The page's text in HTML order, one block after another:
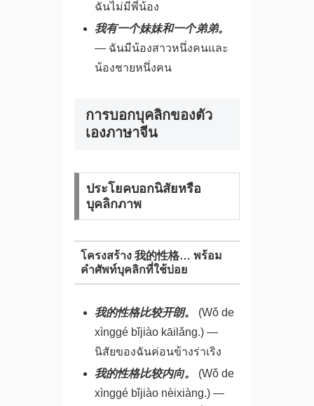
ฉันไม่มีพี่น้อง
我有一个妹妹和一个弟弟。
— ฉันมีน้องสาวหนึ่งคนและ
น้องชายหนึ่งคน
การบอกบุคลิกของตัว
เองภาษาจีน
ประโยคบอกนิสัยหรือ
บุคลิกภาพ
โครงสร้าง 我的性格… พร้อม
คำศัพท์บุคลิกที่ใช้บ่อย
我的性格比较开朗。
(Wǒ de
xìnggé bǐjiào kāilǎng.) —
นิสัยของฉันค่อนข้างร่าเริง
我的性格比较内向。
(Wǒ de
xìnggé bǐjiào nèixiàng.) —